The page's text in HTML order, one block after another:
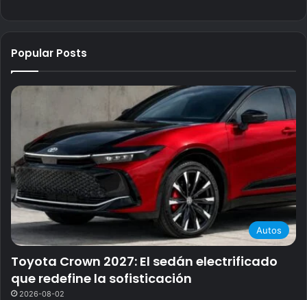
Popular Posts
Autos
Toyota Crown 2027: El sedán electrificado
que redefine la sofisticación
2026-08-02